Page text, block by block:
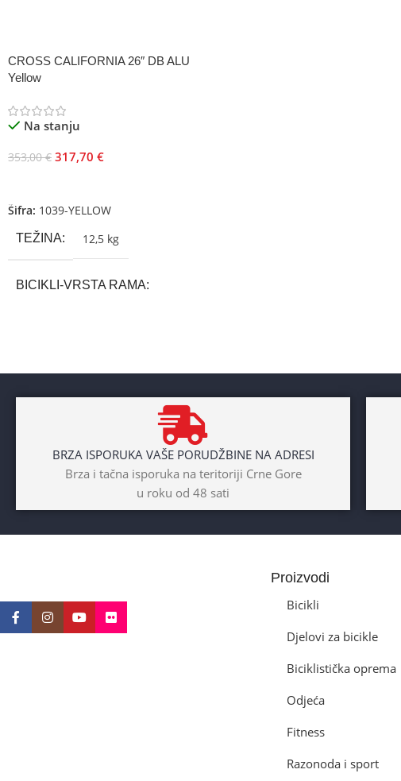
CROSS CALIFORNIA 26″ DB ALU
Yellow
Na stanju
353,00€ 317,70 €
Šifra: 1039-YELLOW
TEŽINA 12,5 kg
BICIKLI-VRSTA RAMA
BRAND Cross
Dječaci,Djevojčice,Unisex
BRZA ISPORUKA VAŠE PORUDŽBINE NA ADRESI
Brza i tačna isporuka na teritoriji Crne Gore
u roku od 48 sati
Proizvodi
Bicikli
Djelovi za bicikle
Biciklistička oprema
Odjeća
Fitness
Razonoda i sport